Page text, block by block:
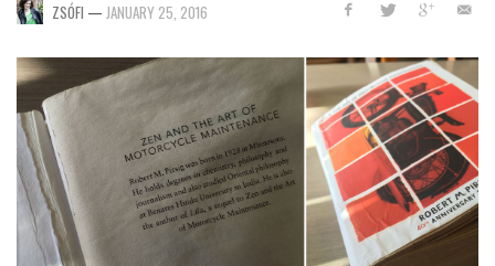
ZSÓFI — JANUARY 25, 2016